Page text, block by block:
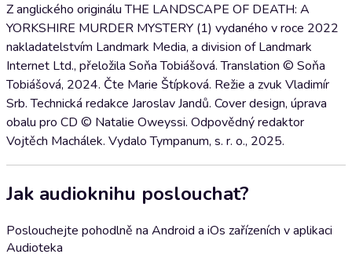
Z anglického originálu THE LANDSCAPE OF DEATH: A
YORKSHIRE MURDER MYSTERY (1) vydaného v roce 2022
nakladatelstvím Landmark Media, a division of Landmark
Internet Ltd., přeložila Soňa Tobiášová. Translation © Soňa
Tobiášová, 2024. Čte Marie Štípková. Režie a zvuk Vladimír
Srb. Technická redakce Jaroslav Jandů. Cover design, úprava
obalu pro CD © Natalie Oweyssi. Odpovědný redaktor
Vojtěch Machálek. Vydalo Tympanum, s. r. o., 2025.
Jak audioknihu poslouchat?
Poslouchejte pohodlně na Android a iOs zařízeních v aplikaci
Audioteka